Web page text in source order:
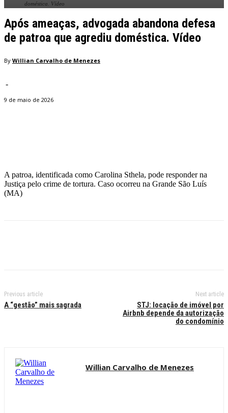
doméstica. Vídeo
Após ameaças, advogada abandona defesa
de patroa que agrediu doméstica. Vídeo
By Willian Carvalho de Menezes
-
9 de maio de 2026
A patroa, identificada como Carolina Sthela, pode responder na
Justiça pelo crime de tortura. Caso ocorreu na Grande São Luís
(MA)
Previous article
A “gestão” mais sagrada
Next article
STJ: locação de imóvel por
Airbnb depende da autorização
do condomínio
Willian Carvalho de Menezes